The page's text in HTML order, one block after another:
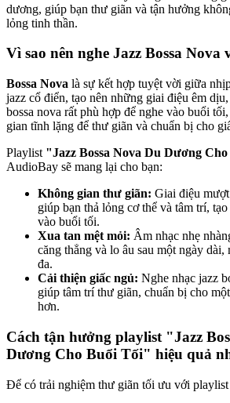
dương, giúp bạn thư giãn và tận hưởng
lỏng tinh thần.
Vì sao nên nghe Jazz Bossa Nova
Bossa Nova là sự kết hợp tuyệt vời giữa
jazz cổ điển, tạo nên những giai điệu êm
bossa nova rất phù hợp để nghe vào buổi
gian tĩnh lặng để thư giãn và chuẩn bị cho
Playlist "Jazz Bossa Nova Du Dương
AudioBay sẽ mang lại cho bạn:
Không gian thư giãn: Giai điệu mượt
giúp bạn thả lỏng cơ thể và tâm trí,
vào buổi tối.
Xua tan mệt mỏi: Âm nhạc nhẹ
căng thẳng và lo âu sau một ngày
đa.
Cải thiện giấc ngủ: Nghe nhạc jazz
giúp tâm trí thư giãn, chuẩn bị cho
hơn.
Cách tận hưởng playlist "Jazz
Dương Cho Buổi Tối" hiệu quả
Để có trải nghiệm thư giãn tối ưu với playlist